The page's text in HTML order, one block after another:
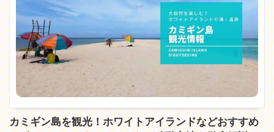
カミギン島を観光！ホワイトアイランドなどおすすめ